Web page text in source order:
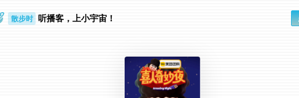
散步时 听播客，上小宇宙！